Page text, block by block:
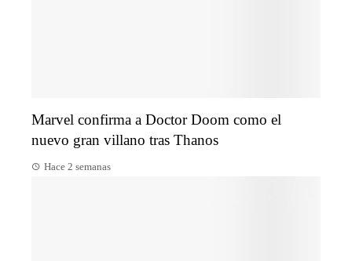
Marvel confirma a Doctor Doom como el
nuevo gran villano tras Thanos
Hace 2 semanas